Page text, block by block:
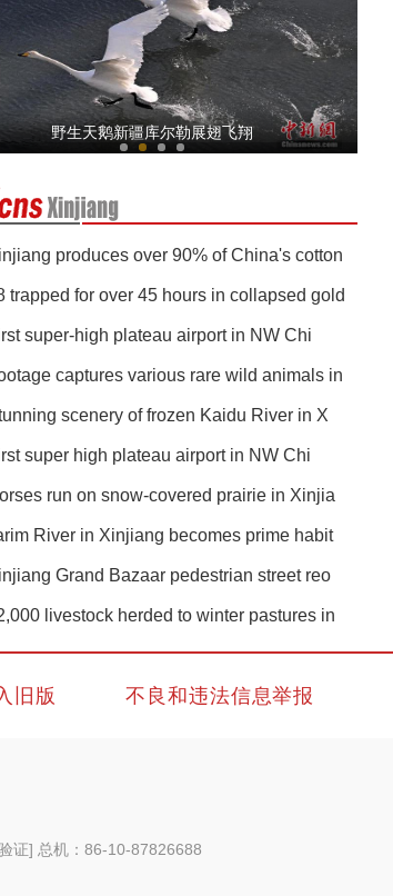
疆首架国家级人影托管飞机在库车正式交付
新疆和田八旬农民画家：绘出心中的大美新疆
野生天鹅新疆库尔勒展翅飞翔
produces over 90% of China's cotton
trapped for over 45 hours in collapsed gold
super-high plateau airport in NW Chi
captures various rare wild animals in
scenery of frozen Kaidu River in X
super high plateau airport in NW Chi
run on snow-covered prairie in Xinjia
River in Xinjiang becomes prime habit
Grand Bazaar pedestrian street reo
livestock herded to winter pastures in
旧版 不良和违法信息举报
证] 总机：86-10-87826688